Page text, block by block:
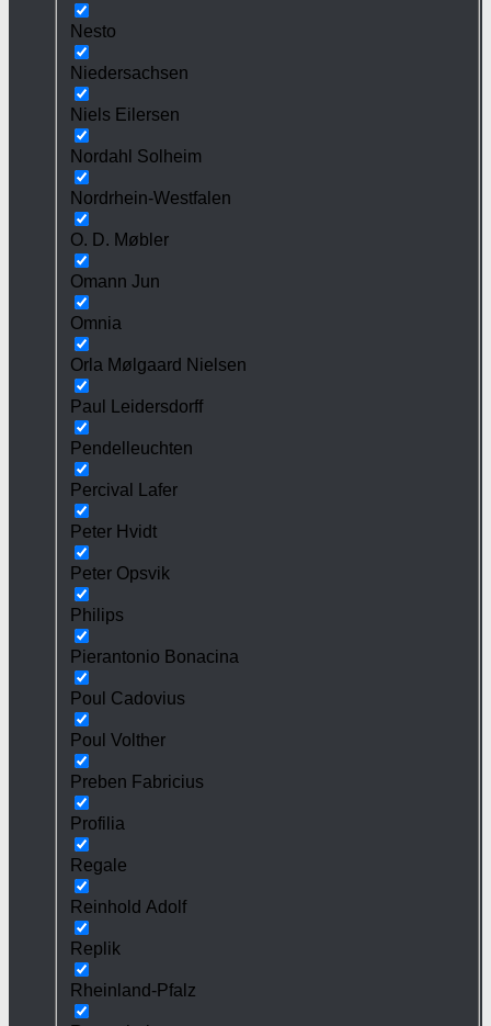
Nesto
Niedersachsen
Niels Eilersen
Nordahl Solheim
Nordrhein-Westfalen
O. D. Møbler
Omann Jun
Omnia
Orla Mølgaard Nielsen
Paul Leidersdorff
Pendelleuchten
Percival Lafer
Peter Hvidt
Peter Opsvik
Philips
Pierantonio Bonacina
Poul Cadovius
Poul Volther
Preben Fabricius
Profilia
Regale
Reinhold Adolf
Replik
Rheinland-Pfalz